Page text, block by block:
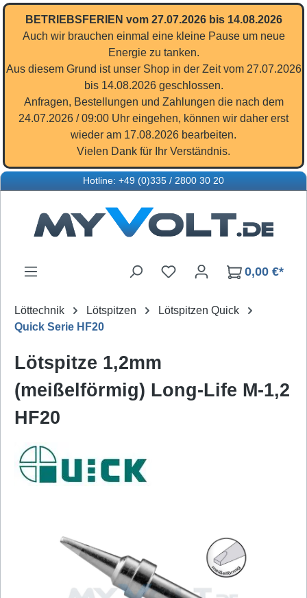
Zum Hauptinhalt springen
BETRIEBSFERIEN vom 27.07.2026 bis 14.08.2026
Auch wir brauchen einmal eine kleine Pause um neue
Energie zu tanken.
Aus diesem Grund ist unser Shop in der Zeit vom 27.07.2026
bis 14.08.2026 geschlossen.
Anfragen, Bestellungen und Zahlungen die nach dem
24.07.2026 / 09:00 Uhr eingehen, können wir daher erst
wieder am 17.08.2026 bearbeiten.
Vielen Dank für Ihr Verständnis.
Hotline: +49 (0)335 / 2800 30 20
Du hast 0 Produkte auf
0,00 €*
Löttechnik Lötspitzen
Lötspitzen Quick
Quick Serie HF20
Lötspitze 1,2mm
(meißelförmig) Long-Life M-1,2
HF20